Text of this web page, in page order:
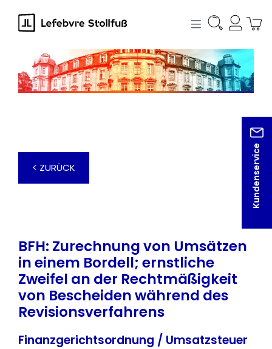
springen
Kundenservice
< ZURÜCK
BFH: Zurechnung von Umsätzen
in einem Bordell; ernstliche
Zweifel an der Rechtmäßigkeit
von Bescheiden während des
Revisionsverfahrens
Finanzgerichtsordnung / Umsatzsteuer